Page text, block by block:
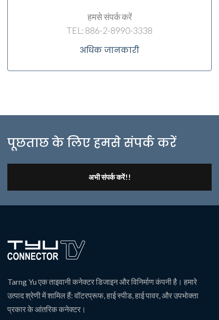
हमसे संपर्क करें
TEL: 886-2-8990-3338
अधिक जानकारी
पूछताछ के लिए हमसे संपर्क करें
अभी संपर्क करें!!
Tarng Yu एक ताइवानी कनेक्टर डिजाइन और विनिर्माण कंपनी है। हमारे
उत्पाद श्रेणी में शामिल हैं: वॉटरप्रूफ, हाई स्पीड, हाई पावर, और उपभोक्ता
प्रकार के आंतरिक कनेक्टर।